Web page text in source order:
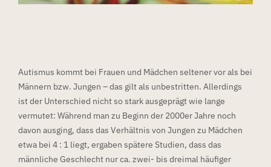
Autismus kommt bei Frauen und Mädchen seltener vor als bei
Männern bzw. Jungen – das gilt als unbestritten. Allerdings
ist der Unterschied nicht so stark ausgeprägt wie lange
vermutet: Während man zu Beginn der 2000er Jahre noch
davon ausging, dass das Verhältnis von Jungen zu Mädchen
etwa bei 4 : 1 liegt, ergaben spätere Studien, dass das
männliche Geschlecht nur ca. zwei- bis dreimal häufiger